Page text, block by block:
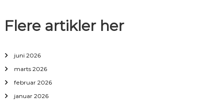
i
o
n
Flere artikler her
juni 2026
marts 2026
februar 2026
januar 2026